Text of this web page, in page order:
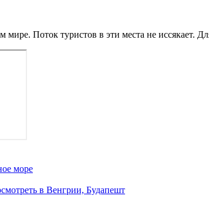
мире. Поток туристов в эти места не
море
в Венгрии, Будапешт